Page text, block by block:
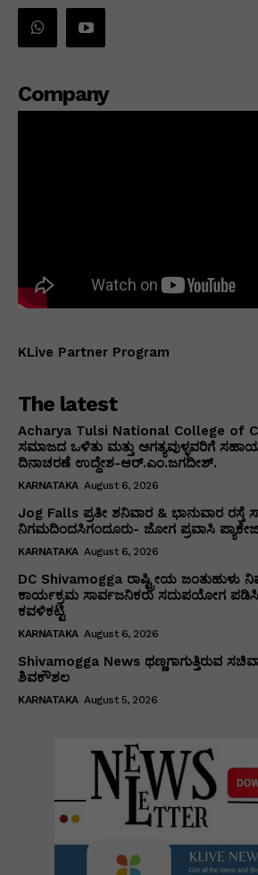
Company
KLive Partner Program
The latest
Acharya Tulsi National College of
ಸಮಾಜದ ಒಳಿತು ಮತ್ತು ಅಗತ್ಯವುಳ್ಳವರಿಗೆ
ದಿನಾಚರಣೆ ಉದ್ದೇಶ-ಆರ್.ಎಂ.ಜಗದೀಶ್.
KARNATAKA August 6, 2026
Jog Falls ಪ್ರತೀ ಶನಿವಾರ & ಭಾನುವಾರ ರಸ್ತೆ
ನಿಗಮದಿಂದಸಿಗಂದೂರು- ಜೋಗ ಪ್ರವಾಸಿ
KARNATAKA August 6, 2026
DC Shivamogga ರಾಷ್ಟ್ರೀಯ ಜಂತುಹುಳು
ಕಾರ್ಯಕ್ರಮ ಸಾರ್ವಜನಿಕರು ಸದುಪಯೋಗ
ಕವಳಿಕಟ್ಟಿ
KARNATAKA August 6, 2026
Shivamogga News ಥಣ್ಣಗಾಗುತ್ತಿರುವ
ಶಿವಕೌಶಲ
KARNATAKA August 5, 2026